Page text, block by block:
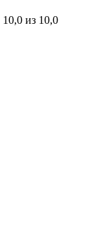
10,0 из 10,0